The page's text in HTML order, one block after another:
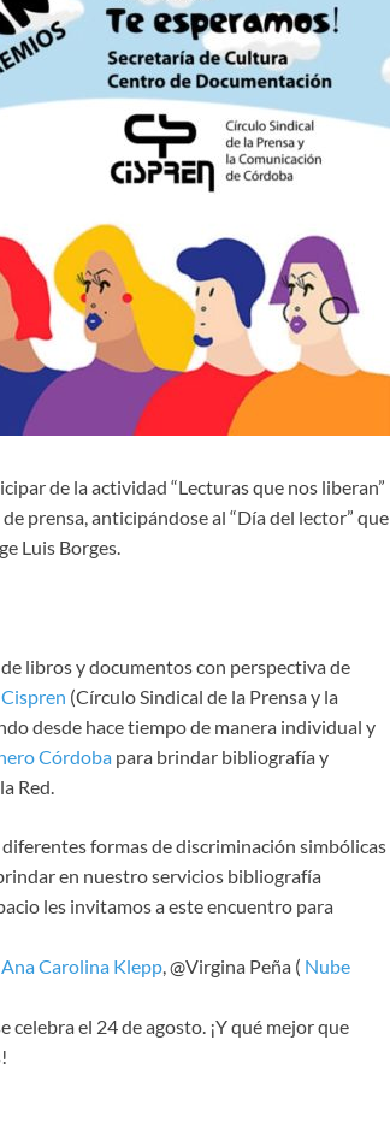
de la actividad “Lecturas que nos liberan”
prensa, anticipándose al “Día del lector” que
Luis Borges.
libros y documentos con perspectiva de
Cispren (Círculo Sindical de la Prensa y la
desde hace tiempo de manera individual y
Córdoba para brindar bibliografía y
Red.
formas de discriminación simbólicas
en nuestro servicios bibliografía
les invitamos a este encuentro para
Ana Carolina Klepp, @Virgina Peña ( Nube
el 24 de agosto. ¡Y qué mejor que